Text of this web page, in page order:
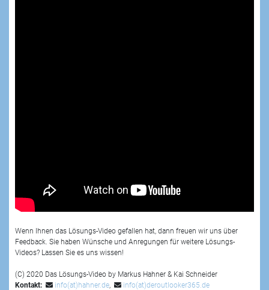
Wenn Ihnen das Lösungs-Video gefallen hat, dann freuen wir uns über
Feedback. Sie haben Wünsche und Anregungen für weitere Lösungs-
Videos? Lassen Sie es uns wissen!
(C) 2020 Das Lösungs-Video by Markus Hahner & Kai Schneider
Kontakt:
info(at)hahner.de,
info(at)deroutlooker365.de